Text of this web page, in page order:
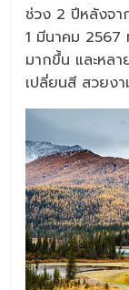
ช่วง 2 ปีหลังจ
1 มีนาคม 2567
มากขึ้น และหลา
เปลี่ยนสี สวยง